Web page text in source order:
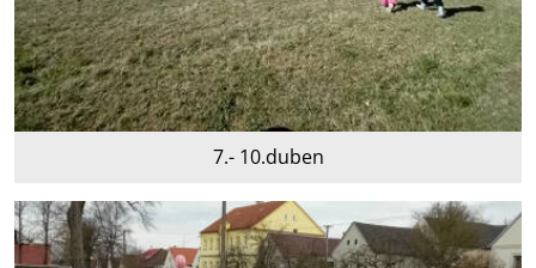
7.- 10.duben